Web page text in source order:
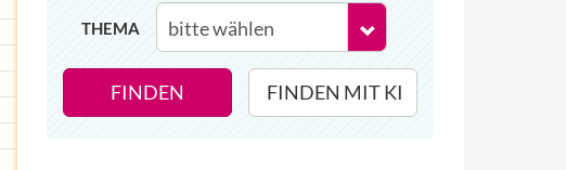
THEMA
FINDEN FINDEN MIT KI